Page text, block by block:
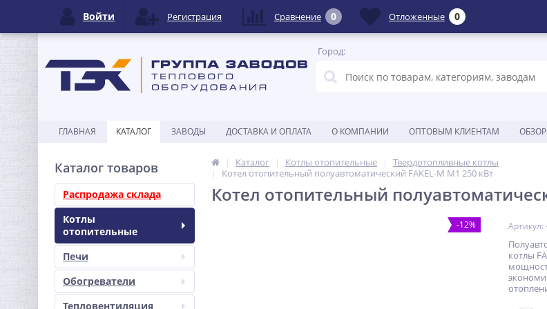
Город:
ГЛАВНАЯ КАТАЛОГ ЗАВОДЫ ДОСТАВКА И ОПЛАТА О КОМПАНИИ ОПТОВЫМ КЛИЕНТАМ
Каталог товаров
Распродажа склада
Котлы
отопительные
Печи
Обогреватели
Тепловентиляция
Каталог Котлы отопительные
Твердотопливные котлы
Котел отопительный полуавтоматический FAKEL-M M1 250 кВт
Котел отопительный
-12% Артикул:
котлы
Войти Регистрация Сравнение 0 Отложенные 0